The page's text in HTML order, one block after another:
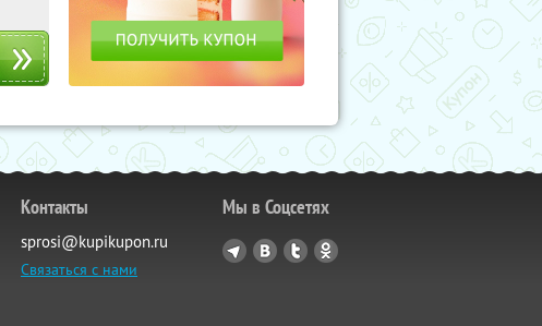
Контакты
sprosi@kupikupon.ru
Связаться с нами
Мы в Соцсетях